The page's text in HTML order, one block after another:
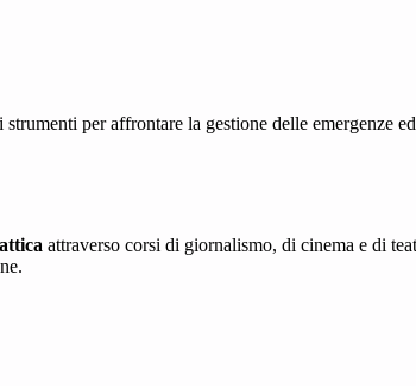
per affrontare la gestione delle emergenze
attraverso corsi di giornalismo, di cinema e di